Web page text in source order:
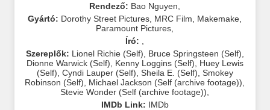
Rendező: Bao Nguyen
Gyártó: Dorothy Street Pictures MRC Film Makemake
Paramount Pictures
Író:
Szereplők: Lionel Richie (Self) Bruce Springsteen (Self)
Dionne Warwick (Self)
Kenny Loggins (Self)
Huey Lewis
(Self) Cyndi Lauper (Self) Sheila E. (Self) Smokey
Robinson (Self)
Michael Jackson (Self (archive footage))
Stevie Wonder (Self (archive footage))
IMDb Link: IMDb